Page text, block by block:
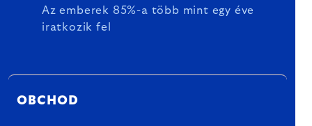
Az emberek 85%-a több mint egy éve
iratkozik fel
OBCHOD